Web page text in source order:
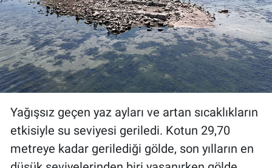
Yağışsız geçen yaz ayları ve artan sıcaklıkların
etkisiyle su seviyesi geriledi. Kotun 29,70
metreye kadar gerilediği gölde, son yılların en
Spor
Teknoloji
Türkiye'nin Geleceği
Türkiye'nin Gündemi
Yerel Gündem